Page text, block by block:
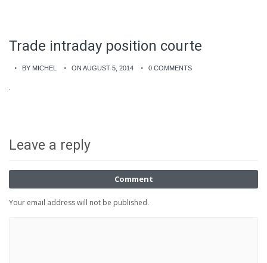
Trade intraday position courte
BY MICHEL ON AUGUST 5, 2014 0 COMMENTS
Leave a reply
Comment
Your email address will not be published.